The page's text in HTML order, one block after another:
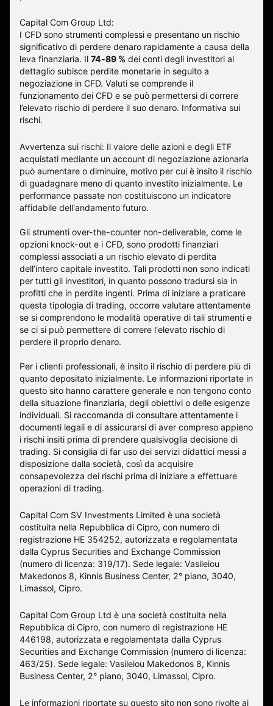
Capital Com Group Ltd:
I CFD sono strumenti complessi e presentano un rischio
significativo di perdere denaro rapidamente a causa della
leva finanziaria. Il 74-89 % dei conti degli investitori al
dettaglio subisce perdite monetarie in seguito a
negoziazione in CFD. Valuti se comprende il
funzionamento dei CFD e se può permettersi di correre
l’elevato rischio di perdere il suo denaro. Informativa sui
rischi.
Avvertenza sui rischi: Il valore delle azioni e degli ETF
acquistati mediante un account di negoziazione azionaria
può aumentare o diminuire, motivo per cui è insito il rischio
di guadagnare meno di quanto investito inizialmente. Le
performance passate non costituiscono un indicatore
affidabile dell'andamento futuro.
Gli strumenti over-the-counter non-deliverable, come le
opzioni knock-out e i CFD, sono prodotti finanziari
complessi associati a un rischio elevato di perdita
dell’intero capitale investito. Tali prodotti non sono indicati
per tutti gli investitori, in quanto possono tradursi sia in
profitti che in perdite ingenti. Prima di iniziare a praticare
questa tipologia di trading, occorre valutare attentamente
se si comprendono le modalità operative di tali strumenti e
se ci si può permettere di correre l'elevato rischio di
perdere il proprio denaro.
Per i clienti professionali, è insito il rischio di perdere più di
quanto depositato inizialmente. Le informazioni riportate in
questo sito hanno carattere generale e non tengono conto
della situazione finanziaria, degli obiettivi o delle esigenze
individuali. Si raccomanda di consultare attentamente i
documenti legali e di assicurarsi di aver compreso appieno
i rischi insiti prima di prendere qualsivoglia decisione di
trading. Si consiglia di far uso dei servizi didattici messi a
disposizione dalla società, così da acquisire
consapevolezza dei rischi prima di iniziare a effettuare
operazioni di trading.
Capital Com SV Investments Limited è una società
costituita nella Repubblica di Cipro, con numero di
registrazione HE 354252, autorizzata e regolamentata
dalla Cyprus Securities and Exchange Commission
(numero di licenza: 319/17). Sede legale: Vasileiou
Makedonos 8, Kinnis Business Center, 2° piano, 3040,
Limassol, Cipro.
Capital Com Group Ltd è una società costituita nella
Repubblica di Cipro, con numero di registrazione ΗΕ
446198, autorizzata e regolamentata dalla Cyprus
Securities and Exchange Commission (numero di licenza:
463/25). Sede legale: Vasileiou Makedonos 8, Kinnis
Business Center, 2° piano, 3040, Limassol, Cipro.
Le informazioni riportate su questo sito non sono rivolte ai